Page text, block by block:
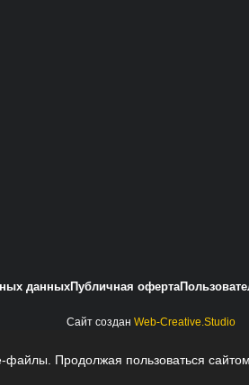
данныхПубличная оферта
Сайт создан Web-Creative.Studio
Продолжая пользоваться